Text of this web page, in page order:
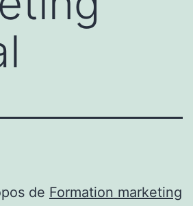
de Formation marketing